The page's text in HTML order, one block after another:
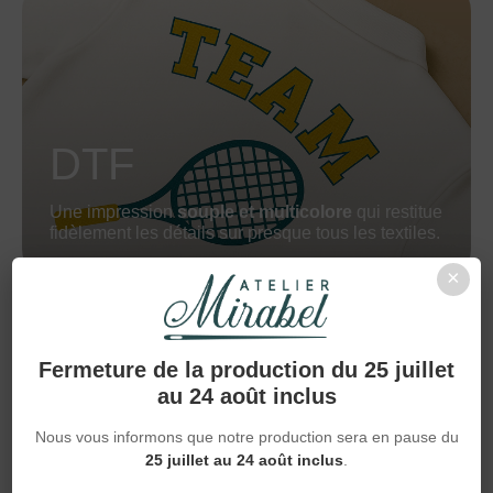
×
Fermeture de la production du 25 juillet
au 24 août inclus
Nous vous informons que notre production sera en pause du
25 juillet au 24 août inclus.
DTF
Une impressionsouple et multicolore qui restitue
fidèlement les détails sur presque tous les textiles.